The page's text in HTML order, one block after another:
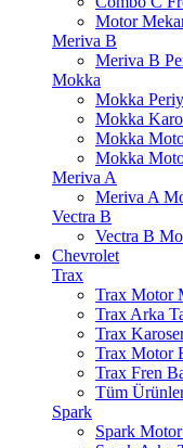
Motor
Meriva B
Meriva B
Mokka
Mokka
Mokka
Mokka
Mokka
Meriva A
Meriva A
Vectra B
Vectra B
Chevrolet
Trax
Trax Motor
Trax Arka
Trax
Trax Motor
Trax Fren
Tüm
Spark
Spark